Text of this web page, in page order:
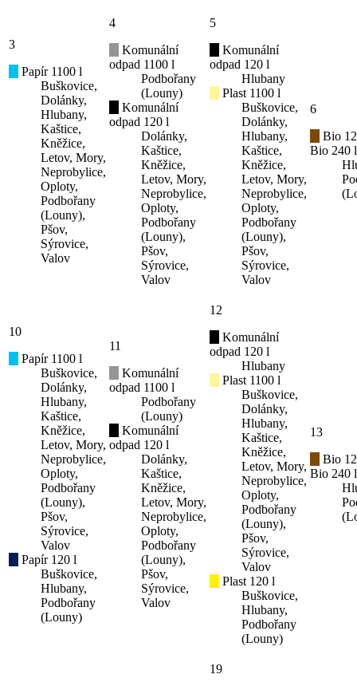
3
Papír 1100 l
Buškovice,
Dolánky,
Hlubany,
Kaštice,
Kněžice,
Letov, Mory,
Neprobylice,
Oploty,
Podbořany
(Louny),
Pšov,
Sýrovice,
Valov
4
Komunální
odpad 1100 l
Podbořany
(Louny)
Komunální
odpad 120 l
Dolánky,
Kaštice,
Kněžice,
Letov, Mory,
Neprobylice,
Oploty,
Podbořany
(Louny),
Pšov,
Sýrovice,
Valov
5
Komunální
odpad 120 l
Hlubany
Plast 1100 l
Buškovice,
Dolánky,
Hlubany,
Kaštice,
Kněžice,
Letov, Mory,
Neprobylice,
Oploty,
Podbořany
(Louny),
Pšov,
Sýrovice,
Valov
6
Bio
Bio 240 l
10
Papír 1100 l
Buškovice,
Dolánky,
Hlubany,
Kaštice,
Kněžice,
Letov, Mory,
Neprobylice,
Oploty,
Podbořany
(Louny),
Pšov,
Sýrovice,
Valov
Papír 120 l
Buškovice,
Hlubany,
Podbořany
(Louny)
11
Komunální
odpad 1100 l
Podbořany
(Louny)
Komunální
odpad 120 l
Dolánky,
Kaštice,
Kněžice,
Letov, Mory,
Neprobylice,
Oploty,
Podbořany
(Louny),
Pšov,
Sýrovice,
Valov
12
Komunální
odpad 120 l
Hlubany
Plast 1100 l
Buškovice,
Dolánky,
Hlubany,
Kaštice,
Kněžice,
Letov, Mory,
Neprobylice,
Oploty,
Podbořany
(Louny),
Pšov,
Sýrovice,
Valov
Plast 120 l
Buškovice,
Hlubany,
Podbořany
(Louny)
13
Bio
Bio 240 l
19